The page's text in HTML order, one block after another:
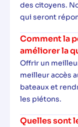
des citoyens.
qui seront
Comment la
améliorer la
Offrir un
meilleur accès
bateaux et
les piétons.
Quelles sont